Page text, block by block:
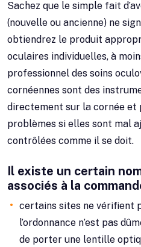
Sachez que le simple fait
(nouvelle ou ancienne) ne
obtiendrez le produit
oculaires individuelles, à
professionnel des soins
cornéennes sont des
directement sur la cornée et
problèmes si elles sont mal
contrôlées comme il se doit.
Il existe un certain
associés à la
certains sites ne vérifient
l’ordonnance n’est pas
de porter une lentille